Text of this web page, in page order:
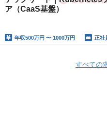
ア（CaaS基盤）
年収500万円 〜 1000万円 正社
すべての